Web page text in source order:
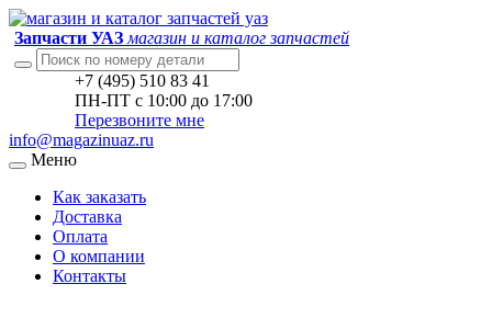
Запчасти УАЗ магазин и каталог запчастей
+7 (495) 510 83 41
ПН-ПТ с 10:00 до 17:00
Перезвоните мне
info@magazinuaz.ru
Меню
Как заказать
Доставка
Оплата
О компании
Контакты